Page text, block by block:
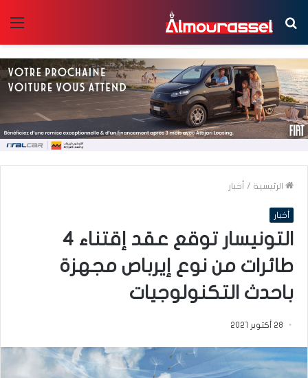
بحث
عن
الرئيسية / أخبار
أخبار
التونيسار توقع عقد إقتناء 4
طائرات من نوع إيرباص مجهزة
باحدث التكنولوجيات
28 أكتوبر 2021